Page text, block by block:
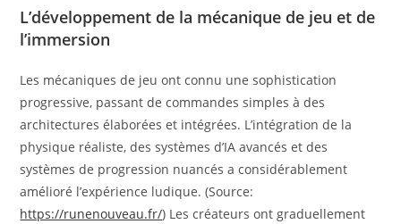
L’développement de la mécanique de jeu et de
l’immersion
Les mécaniques de jeu ont connu une sophistication
progressive, passant de commandes simples à des
architectures élaborées et intégrées. L’intégration de la
physique réaliste, des systèmes d’IA avancés et des
systèmes de progression nuancés a considérablement
amélioré l’expérience ludique. (Source:
https://runenouveau.fr/) Les créateurs ont graduellement